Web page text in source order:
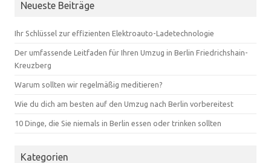
Neueste Beiträge
Ihr Schlüssel zur effizienten Elektroauto-Ladetechnologie
Der umfassende Leitfaden für Ihren Umzug in Berlin Friedrichshain-
Kreuzberg
Warum sollten wir regelmäßig meditieren?
Wie du dich am besten auf den Umzug nach Berlin vorbereitest
10 Dinge, die Sie niemals in Berlin essen oder trinken sollten
Kategorien